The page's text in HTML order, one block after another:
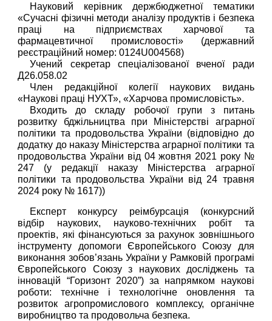
Науковий керівник держбюджетної тематики
«Сучасні фізичні методи аналізу продуктів і безпека
праці на підприємствах харчової та
фармацевтичної промисловості» (державний
реєстраційний номер: 0124U004568)
Учений секретар спеціалізованої вченої ради
Д26.058.02
Член редакційної колегії наукових видань
«Наукові праці НУХТ», «Харчова промисловість».
Входить до складу робочої групи з питань
розвитку бджільництва при Міністерстві аграрної
політики та продовольства України (відповідно до
додатку до наказу Міністерства аграрної політики та
продовольства України від 04 жовтня 2021 року №
247 (у редакції наказу Міністерства аграрної
політики та продовольства України від 24 травня
2024 року № 1617))
Експерт конкурсу реімбурсація (конкурсний
відбір наукових, науково-технічних робіт та
проектів, які фінансуються за рахунок зовнішнього
інструменту допомоги Європейського Союзу для
виконання зобов’язань України у Рамковій програмі
Європейського Союзу з наукових досліджень та
інновацій “Горизонт 2020”) за напрямком наукові
роботи: технічне і технологічне оновлення та
розвиток агропромислового комплексу, органічне
виробництво та продовольча безпека.